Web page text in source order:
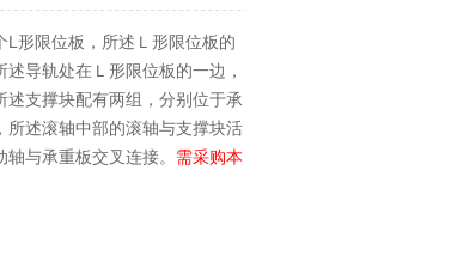
L 形限位板，所述Ｌ形限位板的
导轨处在Ｌ形限位板的一边，
述支撑块配有两组，分别位于承
所述滚轴中部的滚轴与支撑块活
与承重板交叉连接。 需采购本